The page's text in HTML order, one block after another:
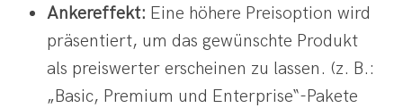
Ankereffekt: Eine höhere Preisoption wird
präsentiert, um das gewünschte Produkt
als preiswerter erscheinen zu lassen. (z. B.:
„Basic, Premium und Enterprise“-Pakete